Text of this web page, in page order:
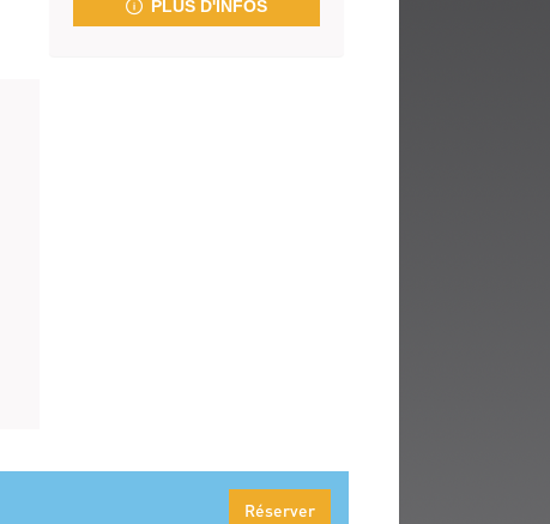
PLUS D'INFOS
Réserver